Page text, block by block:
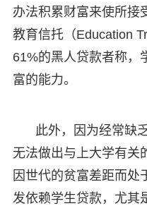
办法积累财富来使所接
教育信托（Education
61%的黑人贷款者称，
富的能力。
此外，因为经常缺
无法做出与上大学有关
因世代的贫富差距而处
发依赖学生贷款，尤其